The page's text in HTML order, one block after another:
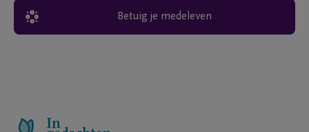
Betuig je medeleven